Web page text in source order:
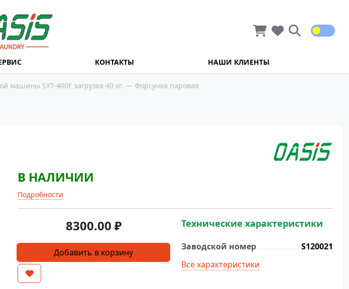
КОНТАКТЫ НАШИ КЛИЕНТЫ
машины SXT-400F загрузка 40 кг. — Форсунка паровая
В НАЛИЧИИ
Подробности
8300.00 ₽
Количество
товара
Форсунка
паровая
Добавить в корзину
Технические характеристики
Заводской номер
S120021
Все характеристики